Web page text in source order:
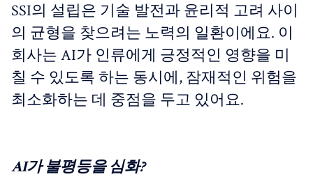
SSI의 설립은 기술 발전과 윤리적 고려 사이
의 균형을 찾으려는 노력의 일환이에요. 이
회사는 AI가 인류에게 긍정적인 영향을 미
칠 수 있도록 하는 동시에, 잠재적인 위험을
최소화하는 데 중점을 두고 있어요.
AI가 불평등을 심화?